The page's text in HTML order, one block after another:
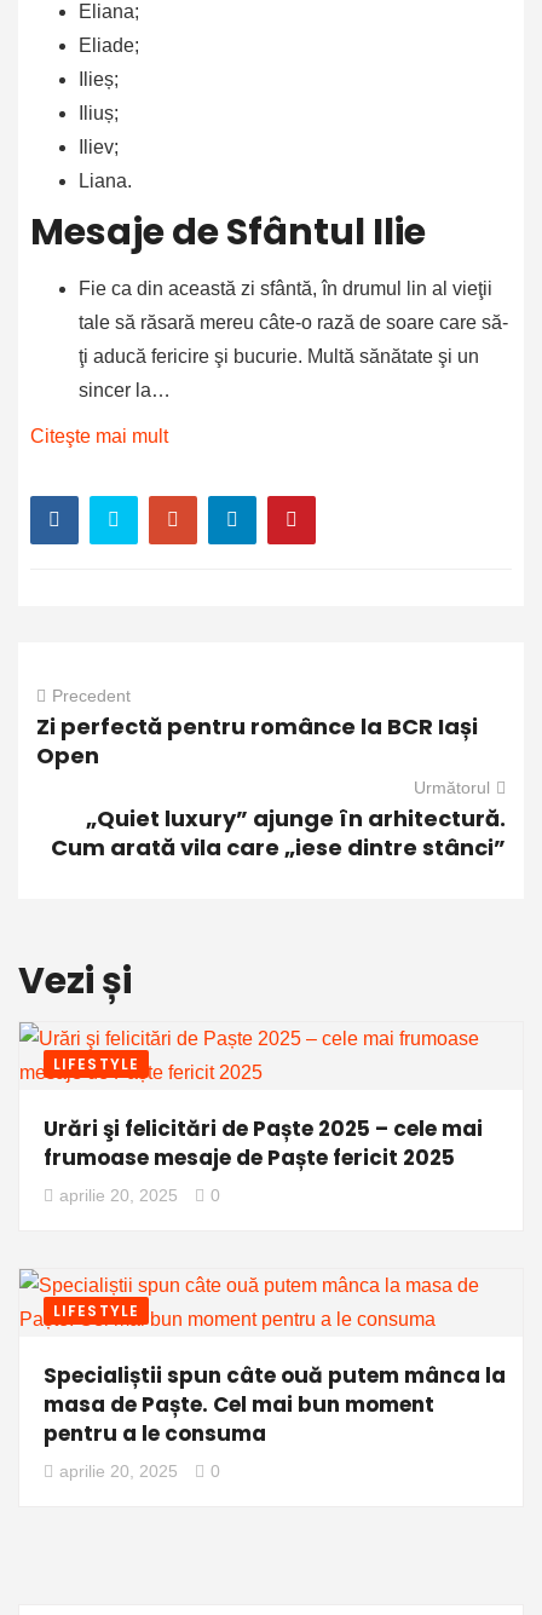
Eliana;
Eliade;
Ilieș;
Iliuș;
Iliev;
Liana.
Mesaje de Sfântul Ilie
Fie ca din această zi sfântă, în drumul lin al vieţii
tale să răsară mereu câte-o rază de soare care să-
ţi aducă fericire şi bucurie. Multă sănătate şi un
sincer la…
Citeşte mai mult
Precedent
Zi perfectă pentru românce la BCR Iași
Open
Următorul
„Quiet luxury” ajunge în arhitectură.
Cum arată vila care „iese dintre stânci”
Vezi și
LIFESTYLE
Urări şi felicitări de Paște 2025 – cele mai
frumoase mesaje de Paște fericit 2025
aprilie 20, 2025 0
LIFESTYLE
Specialiștii spun câte ouă putem mânca la
masa de Paște. Cel mai bun moment
pentru a le consuma
aprilie 20, 2025 0